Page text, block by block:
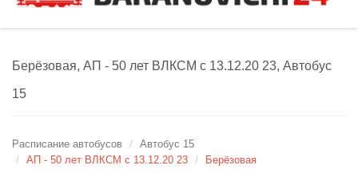
Берёзовая, АП - 50 лет ВЛКСМ c 13.12.20 23, Автобус
15
Расписание автобусов
Автобус 15
АП - 50 лет ВЛКСМ c 13.12.20 23
Берёзовая